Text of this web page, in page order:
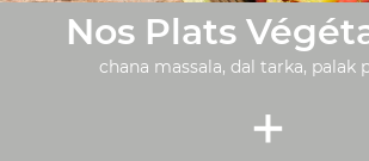
Nos Plats
chana massala, dal tarka, palak
+